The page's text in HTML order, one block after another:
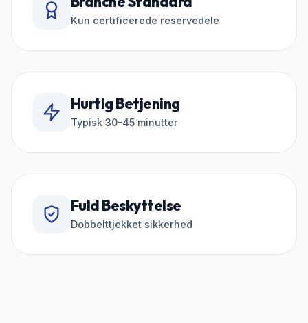
Kun certificerede reservedele
Hurtig Betjening
Typisk 30-45 minutter
Fuld Beskyttelse
Dobbelttjekket sikkerhed